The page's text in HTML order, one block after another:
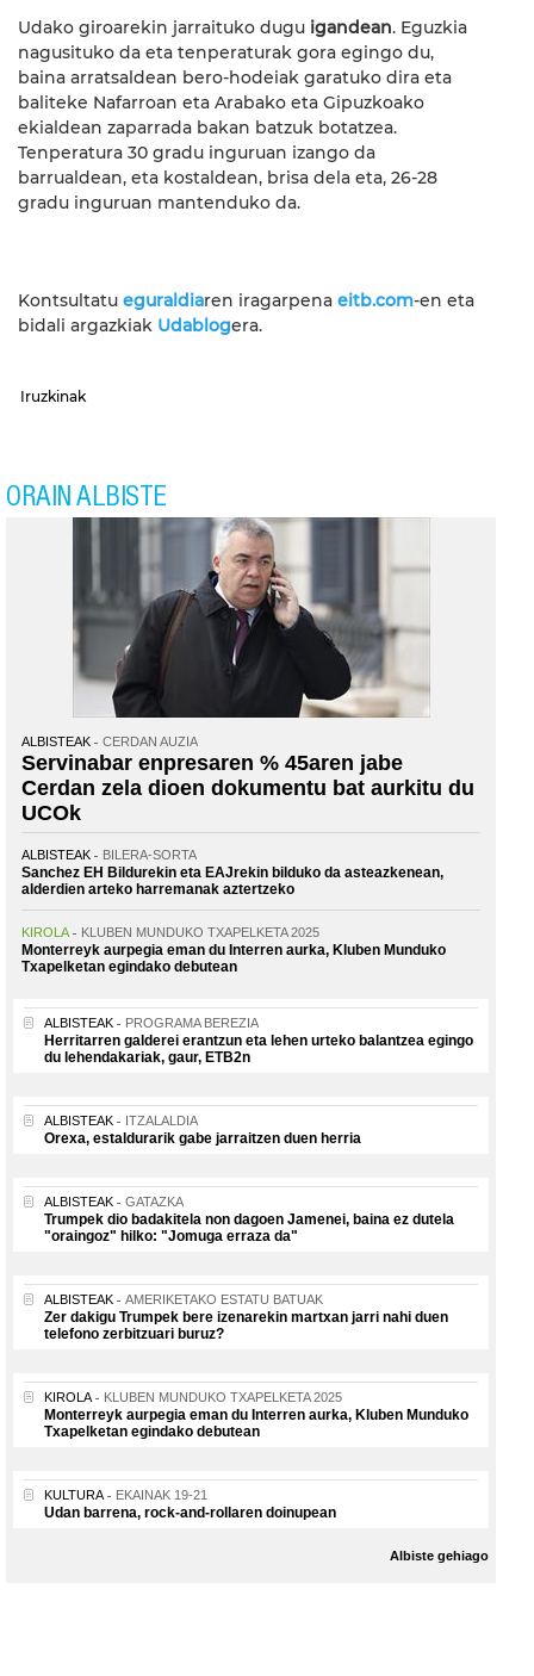
Udako giroarekin jarraituko dugu igandean. Eguzkia
nagusituko da eta tenperaturak gora egingo du,
baina arratsaldean bero-hodeiak garatuko dira eta
baliteke Nafarroan eta Arabako eta Gipuzkoako
ekialdean zaparrada bakan batzuk botatzea.
Tenperatura 30 gradu inguruan izango da
barrualdean, eta kostaldean, brisa dela eta, 26-28
gradu inguruan mantenduko da.
Kontsultatu eguraldiaren iragarpena eitb.com-en eta
bidali argazkiak Udablogera.
Iruzkinak
ORAIN ALBISTE
ALBISTEAK CERDAN AUZIA
Servinabar enpresaren % 45aren jabe
Cerdan zela dioen dokumentu bat aurkitu du
UCOk
ALBISTEAK BILERA-SORTA
Sanchez EH Bildurekin eta EAJrekin bilduko da asteazkenean,
alderdien arteko harremanak aztertzeko
KIROLA KLUBEN MUNDUKO TXAPELKETA 2025
Monterreyk aurpegia eman du Interren aurka, Kluben Munduko
Txapelketan egindako debutean
ALBISTEAK PROGRAMA BEREZIA
Herritarren galderei erantzun eta lehen urteko balantzea egingo
du lehendakariak, gaur, ETB2n
ALBISTEAK ITZALALDIA
Orexa, estaldurarik gabe jarraitzen duen herria
ALBISTEAK GATAZKA
Trumpek dio badakitela non dagoen Jamenei, baina ez dutela
"oraingoz" hilko: "Jomuga erraza da"
ALBISTEAK AMERIKETAKO ESTATU BATUAK
Zer dakigu Trumpek bere izenarekin martxan jarri nahi duen
telefono zerbitzuari buruz?
KIROLA KLUBEN MUNDUKO TXAPELKETA 2025
Monterreyk aurpegia eman du Interren aurka, Kluben Munduko
Txapelketan egindako debutean
KULTURA EKAINAK 19-21
Udan barrena, rock-and-rollaren doinupean
Albiste gehiago